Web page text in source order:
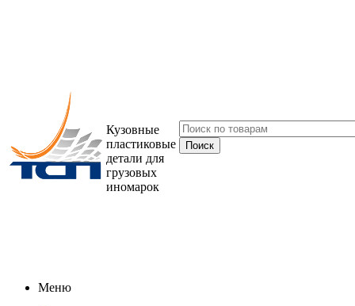
Кузовные
пластиковые
детали для
грузовых
иномарок
Меню